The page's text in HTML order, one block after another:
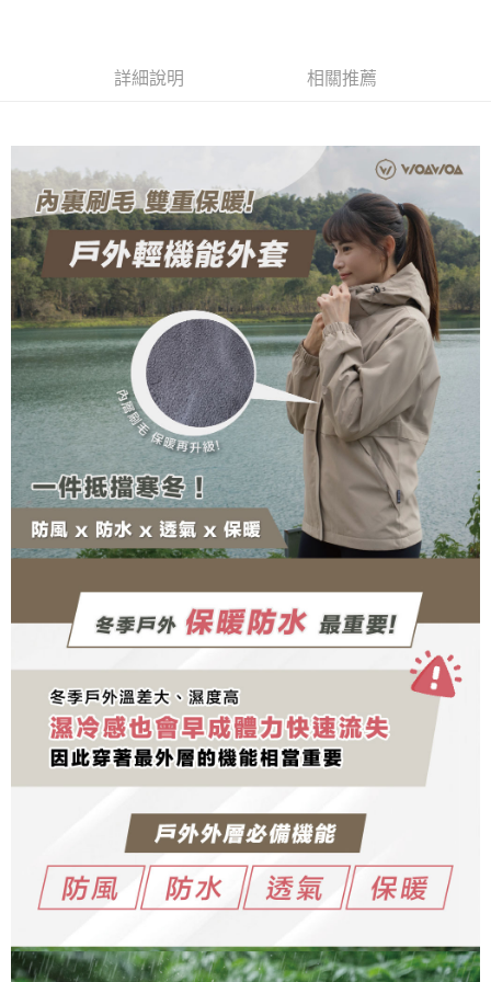
消。如遇「轉專審核」未通過狀況，表示未達大哥付你分期系統評分，恕無
2.透過簡訊連結打開帳單後，可選擇「超商條碼／台灣大直營門市／銀行轉
帳／街口支付／iPASS MONEY」等通路繳費。
【注意事項】
1.本服務係由「台灣大哥大股份有限公司」（以下簡稱本公司）所提供，讓
用戶於交易時，得透過本服務購買商品或服務，並由商店將買賣／分期付款
買賣價金債權讓與本公司後，依約使用本公司帳單繳交帳款。
2.基於同意付款使用「大哥付你分期」之契約關係目的，商店將以您的個人
資料（包含姓名、電話或地址）提供予台灣大哥大進項蒐集、處理及利用，
由本公司與您本人進行分期帳單所需資料之確認、核對及更正。
3.完整用戶服務條款，請詳閱以下連結：
https://oppay.tw/userRule
２．便利：只要手機號碼，簡訊認證，即可結帳。
１．於結帳方式選擇「AFTEE先享後付」後，將跳轉至「AFTEE先享後付」
結帳頁面，進行簡訊認證並確認金額後，即可完成結帳。
２．訂單成立數日內，您將收到繳費通知簡訊。
３．收到繳費通知簡訊後14天內，點擊此簡訊中的連結，可透過四大超商／
ATM／網路銀行／等多元方式進行付款，方視為交易完成。
※ 請注意：結帳手續完成當下不需立刻繳費，但若您需要取消訂單，請聯絡
購買商品的店家。未經商家同意取消之訂單仍視為有效，需透過AFTEE先享
後付繳納相關費用。
※ 交易是否成功請以「AFTEE先享後付 」之結帳頁面顯示為準，若有關於
是否繳費成功／繳費後需取消欲退款等相關疑問，請聯繫「AFTEE先享後付
客戶支援中心」https://netprotections.freshdesk.com/support/home
【注意事項】
１．透過由恩沛科技股份有限公司提供之「AFTEE先享後付」服務完成之交
易，需依本服務之必要範圍內提供個人資料，並將交易相關給付款項請求債
權轉讓予恩沛科技股份有限公司。
２．關於個人資料處理事宜，請瀏覽以下網址：
https://aftee.tw/terms/#terms3
３．未成年的使用者請事先徵得法定代理人或監護人之同意方可使用
「AFTEE先享後付」，若未經同意申辦者引起之損失，本公司不負相關責
任。
時審查核予不同之上限額度；若仍有額度不足之情形，本公司將視審查結果
請求用戶進行身份認證。
５．嚴禁一人註冊多個帳號或使用他人資訊註冊。若發現惡意使用之情形，
恩沛科技股份有限公司將有權停止該用戶之使用額度並採取法律行動。
付款後全家取貨
每筆NT$100，滿NT$1,000(含以上)免運費
7-11取貨付款
每筆NT$100，滿NT$1,000(含以上)免運費
付款後7-11取貨
每筆NT$100，滿NT$1,000(含以上)免運費
宅配
每筆NT$100，滿NT$1,000(含以上)免運費
順豐 查看運費
詳細說明 相關推薦